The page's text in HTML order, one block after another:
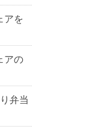
アを
アの
弁当